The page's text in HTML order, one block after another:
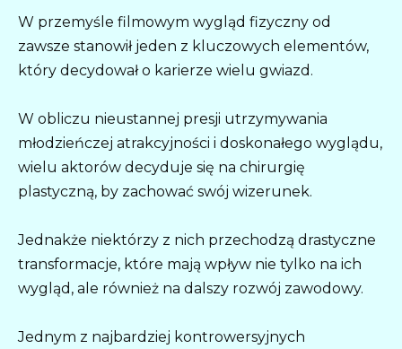
W przemyśle filmowym wygląd fizyczny od
zawsze stanowił jeden z kluczowych elementów,
który decydował o karierze wielu gwiazd.
W obliczu nieustannej presji utrzymywania
młodzieńczej atrakcyjności i doskonałego wyglądu,
wielu aktorów decyduje się na chirurgię
plastyczną, by zachować swój wizerunek.
Jednakże niektórzy z nich przechodzą drastyczne
transformacje, które mają wpływ nie tylko na ich
wygląd, ale również na dalszy rozwój zawodowy.
Jednym z najbardziej kontrowersyjnych